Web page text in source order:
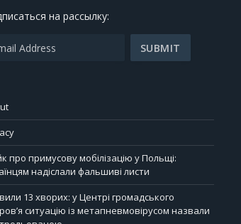
на рассылку:
про примусову мобілізацію у Польщі:
надіслали фальшиві листи
13 хворих: у Центрі громадського
ситуацію із метапневмовірусом назвали